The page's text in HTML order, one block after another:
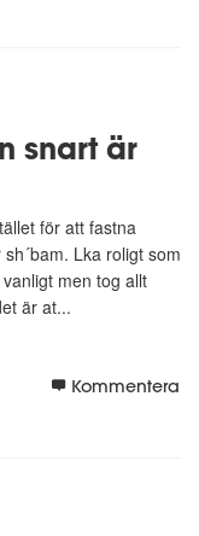
snart är
för att fastna
Lka roligt som
men tog allt
är at...
Kommentera